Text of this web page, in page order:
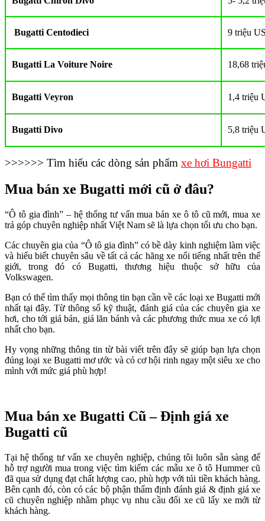
Bugatti Centodieci 9 triệu
Bugatti La Voiture Noire 18,68
Bugatti Veyron 1,4 triệu
Bugatti Divo 5,8 triệu
>>>>>> Tìm hiểu các dòng sản phẩm xe hơi Bungatti
Mua bán xe Bugatti mới cũ ở đâu?
“Ô tô gia đình” – hệ thống tư vấn mua bán xe ô tô cũ mới, mua xe
trả góp chuyên nghiệp nhất Việt Nam sẽ là lựa chọn tối ưu cho bạn.
Các chuyên gia của “Ô tô gia đình” có bề dày kinh nghiệm làm việc
và hiểu biết chuyên sâu về tất cả các hãng xe nổi tiếng nhất trên thế
giới, trong đó có Bugatti, thương hiệu thuộc sở hữu của
Volkswagen.
Bạn có thể tìm thấy mọi thông tin bạn cần về các loại xe Bugatti mới
nhất tại đây. Từ thông số kỹ thuật, đánh giá của các chuyên gia xe
hơi, cho tới giá bán, giá lăn bánh và các phương thức mua xe có lợi
nhất cho bạn.
Hy vọng những thông tin từ bài viết trên đây sẽ giúp bạn lựa chọn
đúng loại xe Bugatti mơ ước và có cơ hội rinh ngay một siêu xe cho
mình với mức giá phù hợp!
Mua bán xe Bugatti Cũ – Định giá xe
Bugatti cũ
Tại hệ thống tư vấn xe chuyên nghiệp, chúng tôi luôn sẵn sàng để
hỗ trợ người mua trong việc tìm kiếm các mẫu xe ô tô Hummer cũ
đã qua sử dụng đạt chất lượng cao, phù hợp với túi tiền khách hàng.
Bên cạnh đó, còn có các bộ phận thẩm định đánh giá & định giá xe
cũ chuyên nghiệp nhằm phục vụ nhu cầu đổi xe cũ lấy xe mới từ
khách hàng.